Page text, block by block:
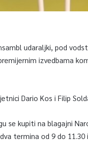
udaraljki, pod
izvedbama
Dario Kos i Filip
se kupiti na blagajni
termina od 9 do